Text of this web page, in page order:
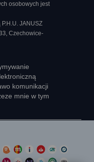
osobowych jest
JANUSZ
Czechowice-
komunikacji
mnie w tym